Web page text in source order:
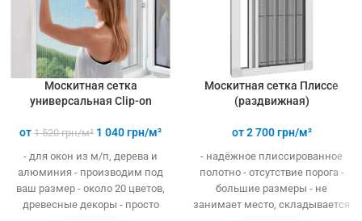
Москитная сетка
универсальная Clip-on
от 1 520грн/м² 1 040грн/м²
- для окон из м/п, дерева и
алюминия - производим под
ваш размер - около 20 цветов,
древесные декоры - просто
Москитная сетка Плиссе
(раздвижная)
от 2 700грн/м²
- надёжное плиссированное
полотно - отсутствие порога -
большие размеры - не
занимает место, складывается